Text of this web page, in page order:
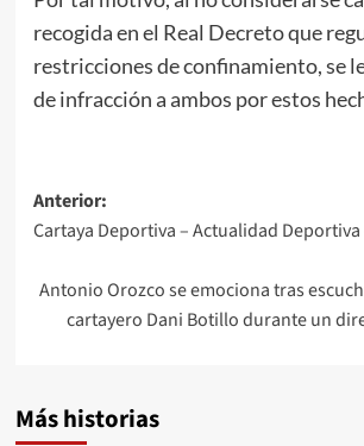
recogida en el Real Decreto que
restricciones de confinamiento, se
de infracción a ambos por estos
Anterior:
Cartaya Deportiva – Actualidad Deportiva
Antonio Orozco se emociona tras
cartayero Dani Botillo durante un
Más historias